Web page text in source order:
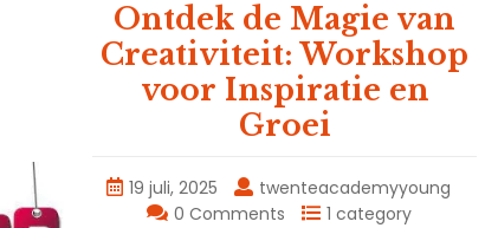
Ontdek de Magie van
Creativiteit: Workshop
voor Inspiratie en
Groei
19 juli, 2025
twenteacademyyoung
0 Comments
1 category